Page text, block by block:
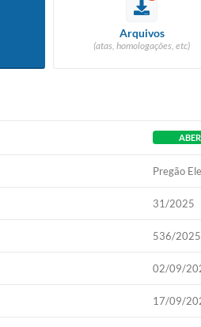
Arquivos
(atas, homologações, etc)
Pregão
31/2025
536/2025
02/09/
17/09/